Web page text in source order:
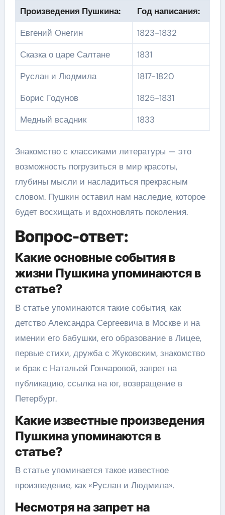
Произведения Пушкина:
Год написания:
Евгений Онегин
1823-1832
Сказка о царе Салтане
1831
Руслан и Людмила
1817-1820
Борис Годунов
1825-1831
Медный всадник
1833
Знакомство с классиками литературы — это
возможность погрузиться в мир красоты,
глубины мысли и насладиться прекрасным
словом. Пушкин оставил нам наследие, которое
будет восхищать и вдохновлять поколения.
Вопрос-ответ:
Какие основные события в
жизни Пушкина упоминаются в
статье?
В статье упоминаются такие события, как
детство Александра Сергеевича в Москве и на
имении его бабушки, его образование в Лицее,
первые стихи, дружба с Жуковским, знакомство
и брак с Натальей Гончаровой, запрет на
публикацию, ссылка на юг, возвращение в
Петербург.
Какие известные произведения
Пушкина упоминаются в
статье?
В статье упоминается такое известное
произведение, как «Руслан и Людмила».
Несмотря на запрет на